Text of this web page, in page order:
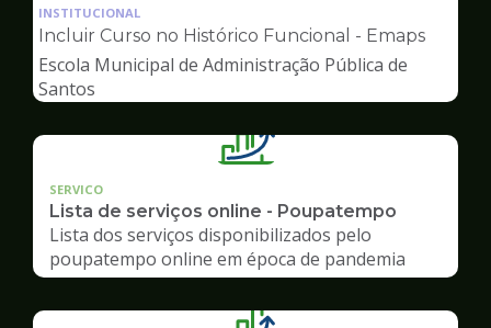
pagina
de
Gestão
INSTITUCIONAL
Incluir Curso no Histórico Funcional - Emaps
Escola Municipal de Administração Pública de
Santos
SERVICO
Lista de serviços online - Poupatempo
Lista dos serviços disponibilizados pelo
poupatempo online em época de pandemia